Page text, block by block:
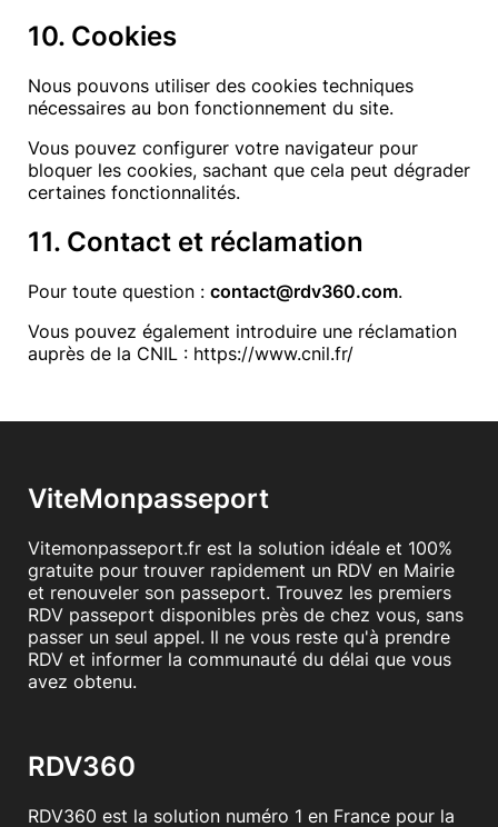
10. Cookies
Nous pouvons utiliser des cookies techniques
nécessaires au bon fonctionnement du site.
Vous pouvez configurer votre navigateur pour
bloquer les cookies, sachant que cela peut dégrader
certaines fonctionnalités.
11. Contact et réclamation
Pour toute question : contact@rdv360.com.
Vous pouvez également introduire une réclamation
auprès de la CNIL : https://www.cnil.fr/
ViteMonpasseport
Vitemonpasseport.fr est la solution idéale et 100%
gratuite pour trouver rapidement un RDV en Mairie
et renouveler son passeport. Trouvez les premiers
RDV passeport disponibles près de chez vous, sans
passer un seul appel. Il ne vous reste qu'à prendre
RDV et informer la communauté du délai que vous
avez obtenu.
RDV360
RDV360 est la solution numéro 1 en France pour la